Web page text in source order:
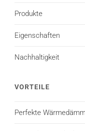
Produkte
Eigenschaften
Nachhaltigkeit
VORTEILE
Perfekte